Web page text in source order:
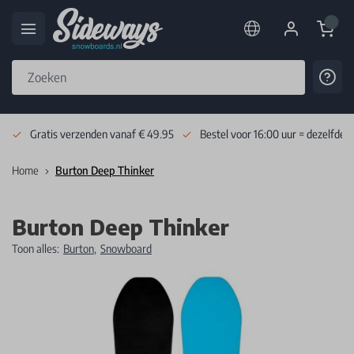
Cart
Gratis verzenden vanaf € 49.95 Bestel voor 16:00 uur = dezelfde
Home Burton Deep Thinker
Burton Deep Thinker
Toon alles: Burton, Snowboard